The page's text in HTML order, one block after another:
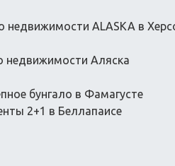
недвижимости ALASKA в
недвижимости Аляска
бунгало в Фамагусте
2+1 в Беллапаисе